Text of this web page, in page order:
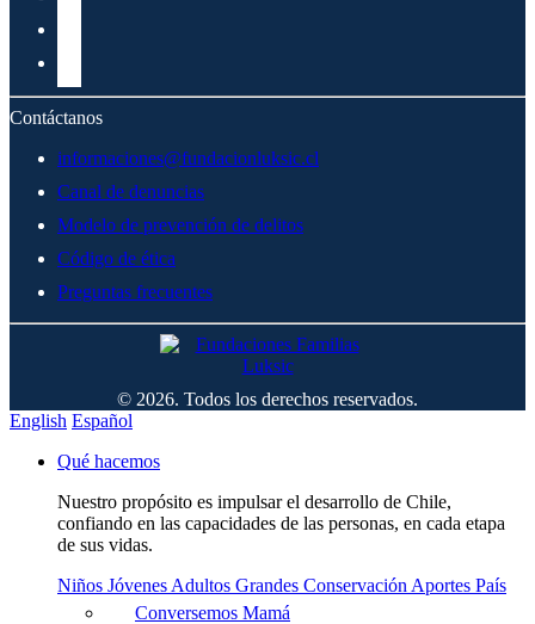
Contáctanos
informaciones@fundacionluksic.cl
Canal de denuncias
Modelo de prevención de delitos
Código de ética
Preguntas frecuentes
© 2026. Todos los derechos reservados.
English Español
Qué hacemos
Nuestro propósito es impulsar el desarrollo de Chile,
confiando en las capacidades de las personas, en cada etapa
de sus vidas.
Niños Jóvenes Adultos Grandes Conservación Aportes País
Conversemos Mamá